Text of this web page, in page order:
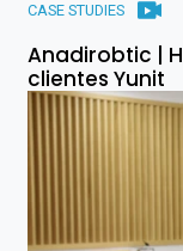
CASE STUDIES
Anadirobtic |
clientes Yunit